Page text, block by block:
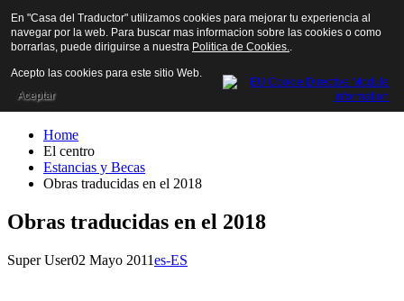
Home
El centro
Estancias y Becas
Obras traducidas en el 2018
Obras traducidas en el 2018
Super User02 Mayo 2011es-ES
En "Casa del Traductor" utilizamos cookies para mejorar tu experiencia al
navegar por la web. Para buscar mas informacion sobre las cookies o como
borrarlas, puede diriguirse a nuestra Politica de Cookies..
Acepto las cookies para este sitio Web.
Aceptar